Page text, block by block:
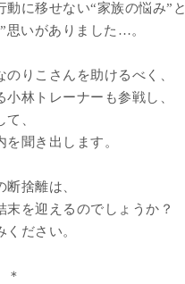
動に移せない“家族の悩み”と
思いがありました…。
のりこさんを助けるべく、
小林トレーナーも参戦し、
、
を聞き出します。
捨離は、
末を迎えるのでしょうか？
ください。